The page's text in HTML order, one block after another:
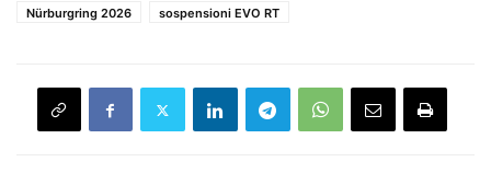
Nürburgring 2026
sospensioni EVO RT